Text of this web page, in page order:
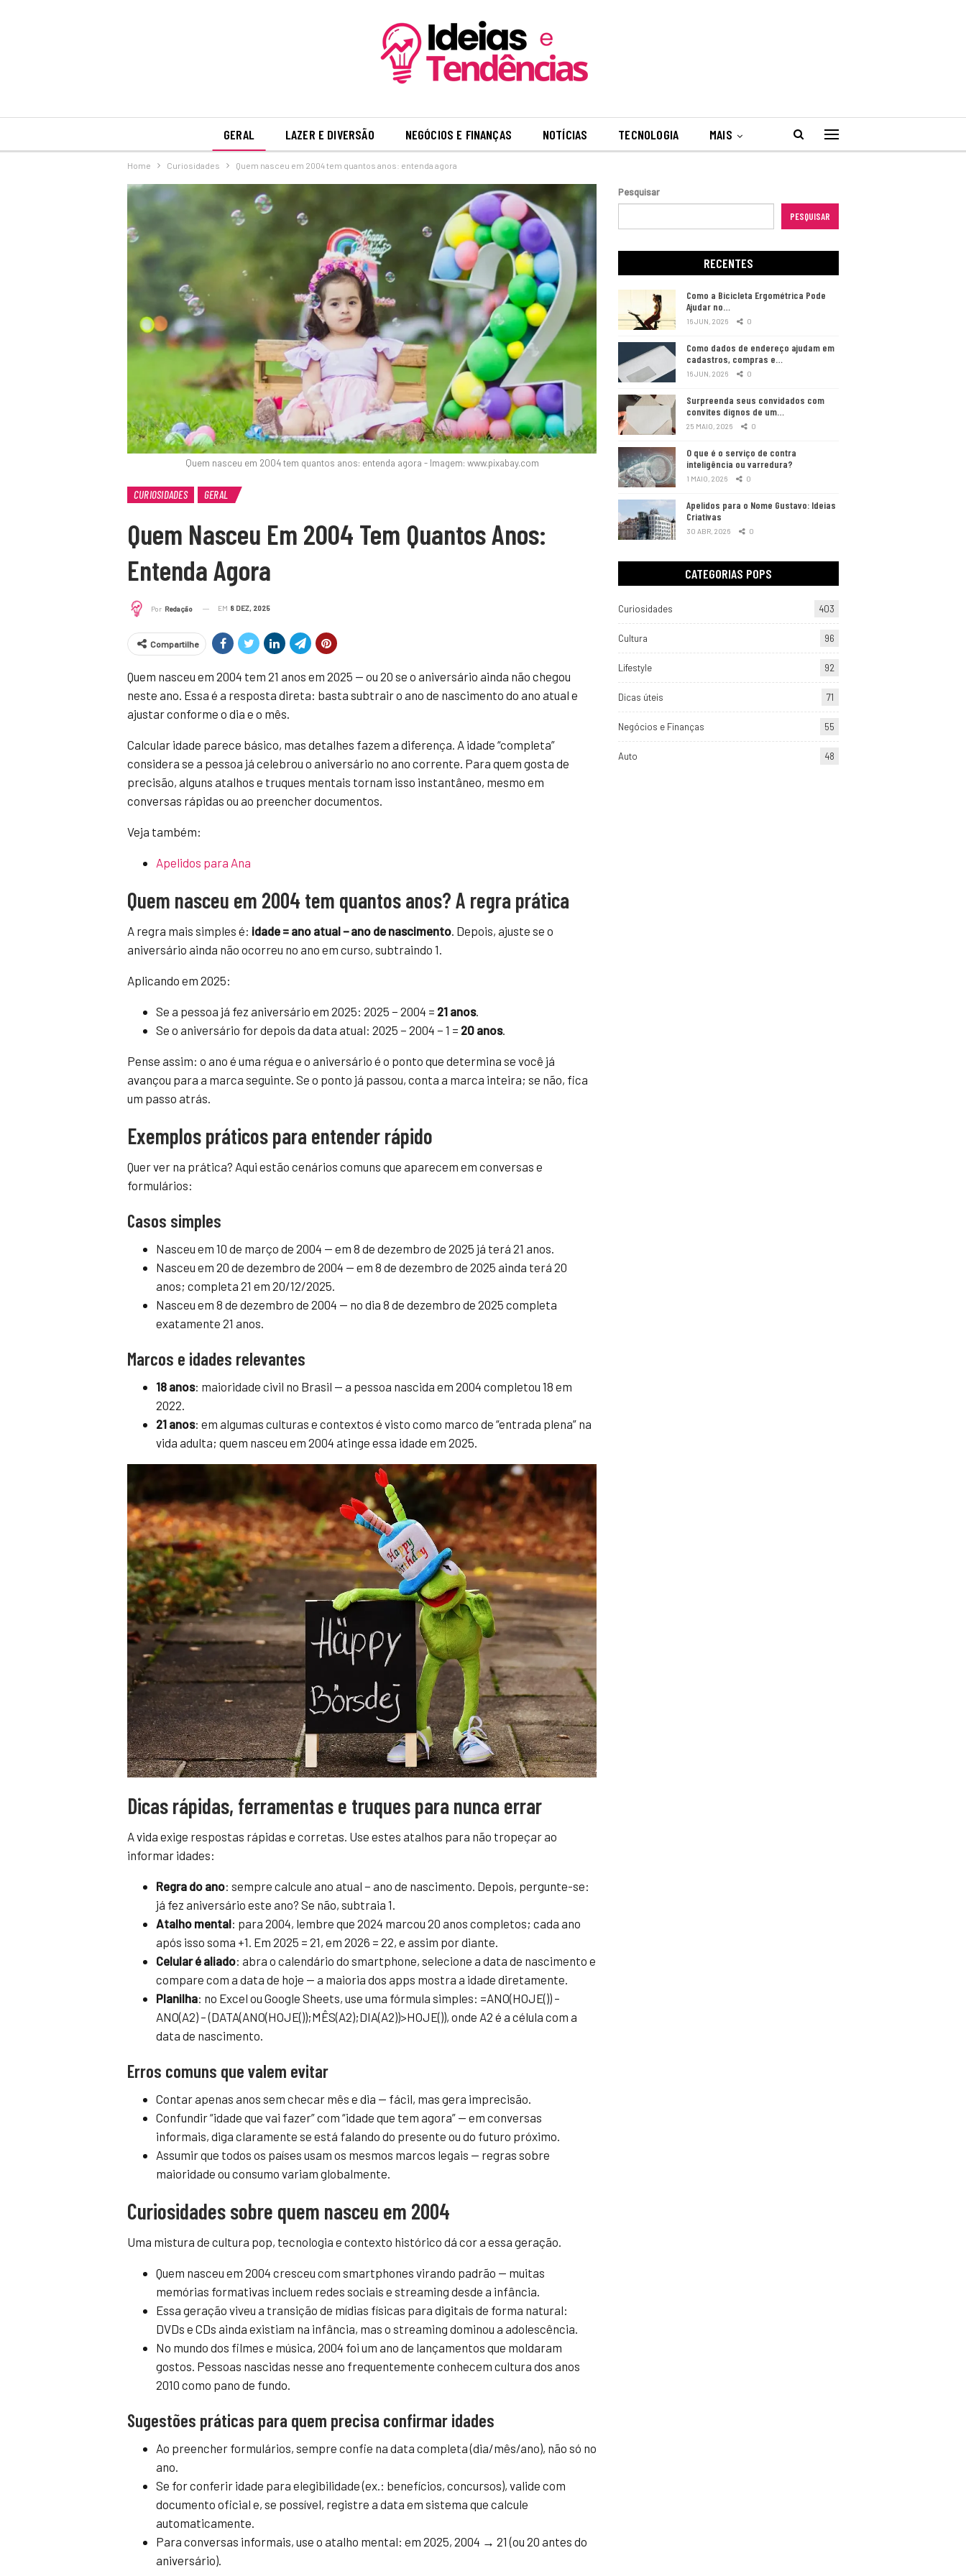
GERAL LAZER E DIVERSÃO NEGÓCIOS E FINANÇAS NOTÍCIAS TECNOLOGIA MAIS
Home Curiosidades Quem nasceu em 2004 tem quantos anos: entenda agora
Quem nasceu em 2004 tem quantos anos: entenda agora - Imagem: www.pixabay.com
CURIOSIDADES GERAL
Quem Nasceu Em 2004 Tem Quantos Anos:
Entenda Agora
Por Redação EM 8 DEZ, 2025
Compartilhe
Quem nasceu em 2004 tem 21 anos em 2025 — ou 20 se o aniversário ainda não chegou
neste ano. Essa é a resposta direta: basta subtrair o ano de nascimento do ano atual e
ajustar conforme o dia e o mês.
Calcular idade parece básico, mas detalhes fazem a diferença. A idade “completa”
considera se a pessoa já celebrou o aniversário no ano corrente. Para quem gosta de
precisão, alguns atalhos e truques mentais tornam isso instantâneo, mesmo em
conversas rápidas ou ao preencher documentos.
Veja também:
Apelidos para Ana
Quem nasceu em 2004 tem quantos anos? A regra prática
A regra mais simples é: idade = ano atual − ano de nascimento. Depois, ajuste se o
aniversário ainda não ocorreu no ano em curso, subtraindo 1.
Aplicando em 2025:
Se a pessoa já fez aniversário em 2025: 2025 − 2004 = 21 anos.
Se o aniversário for depois da data atual: 2025 − 2004 − 1 = 20 anos.
Pense assim: o ano é uma régua e o aniversário é o ponto que determina se você já
avançou para a marca seguinte. Se o ponto já passou, conta a marca inteira; se não, fica
um passo atrás.
Exemplos práticos para entender rápido
Quer ver na prática? Aqui estão cenários comuns que aparecem em conversas e
formulários:
Casos simples
Nasceu em 10 de março de 2004 — em 8 de dezembro de 2025 já terá 21 anos.
Nasceu em 20 de dezembro de 2004 — em 8 de dezembro de 2025 ainda terá 20
anos; completa 21 em 20/12/2025.
Nasceu em 8 de dezembro de 2004 — no dia 8 de dezembro de 2025 completa
exatamente 21 anos.
Marcos e idades relevantes
18 anos: maioridade civil no Brasil — a pessoa nascida em 2004 completou 18 em
2022.
21 anos: em algumas culturas e contextos é visto como marco de “entrada plena” na
vida adulta; quem nasceu em 2004 atinge essa idade em 2025.
Dicas rápidas, ferramentas e truques para nunca errar
A vida exige respostas rápidas e corretas. Use estes atalhos para não tropeçar ao
informar idades:
Regra do ano: sempre calcule ano atual − ano de nascimento. Depois, pergunte-se:
já fez aniversário este ano? Se não, subtraia 1.
Atalho mental: para 2004, lembre que 2024 marcou 20 anos completos; cada ano
após isso soma +1. Em 2025 = 21, em 2026 = 22, e assim por diante.
Celular é aliado: abra o calendário do smartphone, selecione a data de nascimento e
compare com a data de hoje — a maioria dos apps mostra a idade diretamente.
Planilha: no Excel ou Google Sheets, use uma fórmula simples: =ANO(HOJE()) –
ANO(A2) – (DATA(ANO(HOJE());MÊS(A2);DIA(A2))>HOJE()), onde A2 é a célula com a
data de nascimento.
Erros comuns que valem evitar
Contar apenas anos sem checar mês e dia — fácil, mas gera imprecisão.
Confundir “idade que vai fazer” com “idade que tem agora” — em conversas
informais, diga claramente se está falando do presente ou do futuro próximo.
Assumir que todos os países usam os mesmos marcos legais — regras sobre
maioridade ou consumo variam globalmente.
Curiosidades sobre quem nasceu em 2004
Uma mistura de cultura pop, tecnologia e contexto histórico dá cor a essa geração.
Quem nasceu em 2004 cresceu com smartphones virando padrão — muitas
memórias formativas incluem redes sociais e streaming desde a infância.
Essa geração viveu a transição de mídias físicas para digitais de forma natural:
DVDs e CDs ainda existiam na infância, mas o streaming dominou a adolescência.
No mundo dos filmes e música, 2004 foi um ano de lançamentos que moldaram
gostos. Pessoas nascidas nesse ano frequentemente conhecem cultura dos anos
2010 como pano de fundo.
Sugestões práticas para quem precisa confirmar idades
Ao preencher formulários, sempre confie na data completa (dia/mês/ano), não só no
ano.
Se for conferir idade para elegibilidade (ex.: benefícios, concursos), valide com
documento oficial e, se possível, registre a data em sistema que calcule
automaticamente.
Para conversas informais, use o atalho mental: em 2025, 2004 → 21 (ou 20 antes do
aniversário).
Pesquisar
PESQUISAR
RECENTES
Como a Bicicleta Ergométrica Pode
Ajudar no…
16 JUN, 2026 0
Como dados de endereço ajudam em
cadastros, compras e…
16 JUN, 2026 0
Surpreenda seus convidados com
convites dignos de um…
25 MAIO, 2026 0
O que é o serviço de contra
inteligência ou varredura?
1 MAIO, 2026 0
Apelidos para o Nome Gustavo: Ideias
Criativas
30 ABR, 2026 0
CATEGORIAS POPS
Curiosidades 403
Cultura 96
Lifestyle 92
Dicas úteis 71
Negócios e Finanças 55
Auto 48